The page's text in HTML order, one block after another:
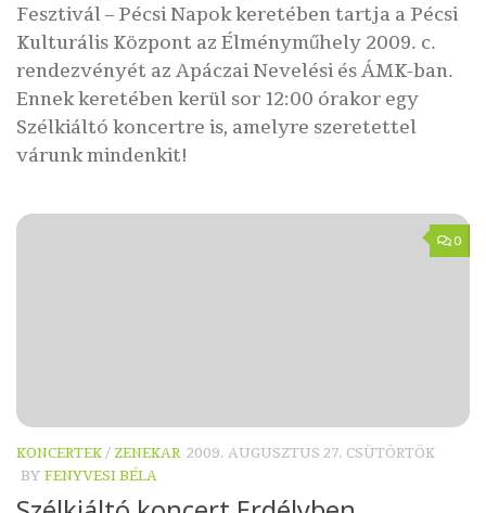
Fesztivál – Pécsi Napok keretében tartja a Pécsi
Kulturális Központ az Élményműhely 2009. c.
rendezvényét az Apáczai Nevelési és ÁMK-ban.
Ennek keretében kerül sor 12:00 órakor egy
Szélkiáltó koncertre is, amelyre szeretettel
várunk mindenkit!
0
KONCERTEK/ ZENEKAR 2009. AUGUSZTUS 27. CSÜTÖRTÖK
BY FENYVESI BÉLA